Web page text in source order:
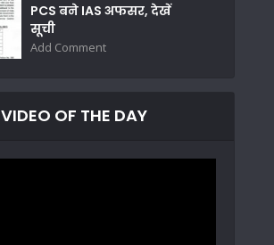
PCS बने IAS अफसर, देखें
सूची
Add Comment
VIDEO OF THE DAY